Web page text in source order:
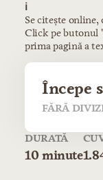
ℹ️
Se citește
Click pe butonul
prima pagină a
Începe
FĂRĂ
DURATĂ
10 minute